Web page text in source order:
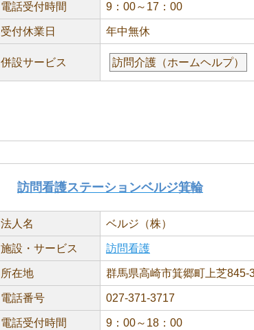
電話受付時間 9：00～17：00
受付休業日 年中無休
併設サービス 訪問介護（ホームヘルプ）
訪問看護ステーションベルジ箕輪
法人名 ベルジ（株）
施設・サービス 訪問看護
所在地 群馬県高崎市箕郷町上芝845-
電話番号 027-371-3717
電話受付時間 9：00～18：00